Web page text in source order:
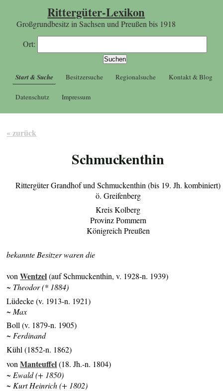
Rittergüter-Lexikon
Großgrundbesitz in Sachsen und Preußen bis 1918
Ort:
Start & Suche Besitzersuche Regionalsuche Kontakt & Blog
Datenschutz Impressum
« zurück
Schmuckenthin
Rittergüter Grandhof und Schmuckenthin (bis 19. Jh. kombiniert)
ö. Greifenberg
Kreis Kolberg
Provinz Pommern
Königreich Preußen
bekannte Besitzer waren die
vonWentzel(auf Schmuckenthin, v. 1928-n. 1939)
~ Theodor (* 1884)
Lüdecke (v. 1913-n. 1921)
~ Max
Boll (v. 1879-n. 1905)
~ Ferdinand
Kühl (1852-n. 1862)
vonManteuffel(18. Jh.-n. 1804)
~ Ewald (+ 1850)
~ Kurt Heinrich (+ 1802)